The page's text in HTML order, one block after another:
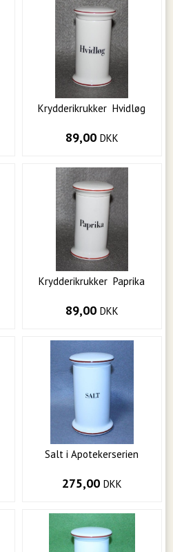
Krydderikrukker Hvidløg
89,00 DKK
Krydderikrukker Paprika
89,00 DKK
Salt i Apotekerserien
275,00 DKK